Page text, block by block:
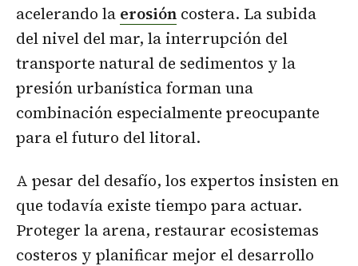
acelerando la erosión costera. La subida
del nivel del mar, la interrupción del
transporte natural de sedimentos y la
presión urbanística forman una
combinación especialmente preocupante
para el futuro del litoral.
A pesar del desafío, los expertos insisten en
que todavía existe tiempo para actuar.
Proteger la arena, restaurar ecosistemas
costeros y planificar mejor el desarrollo